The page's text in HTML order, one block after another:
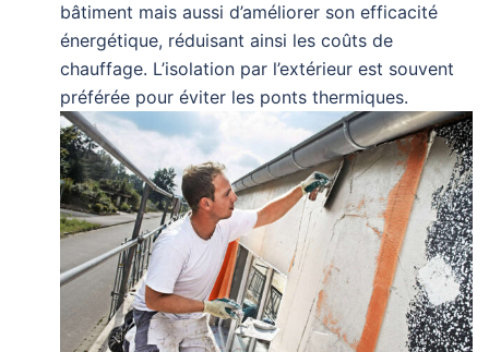
bâtiment mais aussi d’améliorer son efficacité
énergétique, réduisant ainsi les coûts de
chauffage. L’isolation par l’extérieur est souvent
préférée pour éviter les ponts thermiques.